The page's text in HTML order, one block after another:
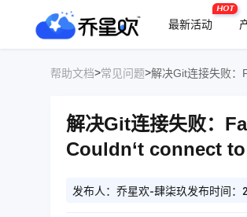
最新活动
HOT
帮助文档>常见问题>解决Git连接失败
解决Git连接失败：
Couldn‘t connect
发布人：乔星欢-肆柒玖发布时间：